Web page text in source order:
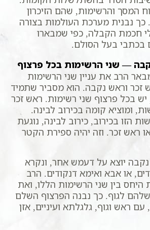
המסך והרשימות, שהם הזיכרון
נבנית מערכת העולמות בצורה
חכמת הקבלה, כפי שמבארו
בכתבי בעל הסולם.
— שני הרשימות בכל פרצוף
הרב את עניין שני הרשימות
זכר וראש נקבה. הוא מסביר שתמיד
בכל פרצוף שני רשימות. ראש זכר
ומוציא קומה בכירוב לבינה.
הזו בכירוב, כירוב לבינה, נוגעת
ראש זכר. וזה יהיה ספירת הקטר
יוצא על דעמש אחר, ונקרא
או אבא ואימא דנקודים. הרב
בין שני הרשימות הללו, ואת
לגוף. כך נבנה הפרצוף השלם
ראש וגוף, גלגלתא ועיניים, אזן